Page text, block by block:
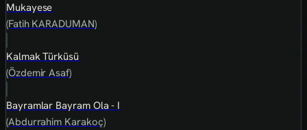
Mukayese
(Fatih KARADUMAN)
Kalmak Türküsü
(Özdemir Asaf)
Bayramlar Bayram Ola - I
(Abdurrahim Karakoç)